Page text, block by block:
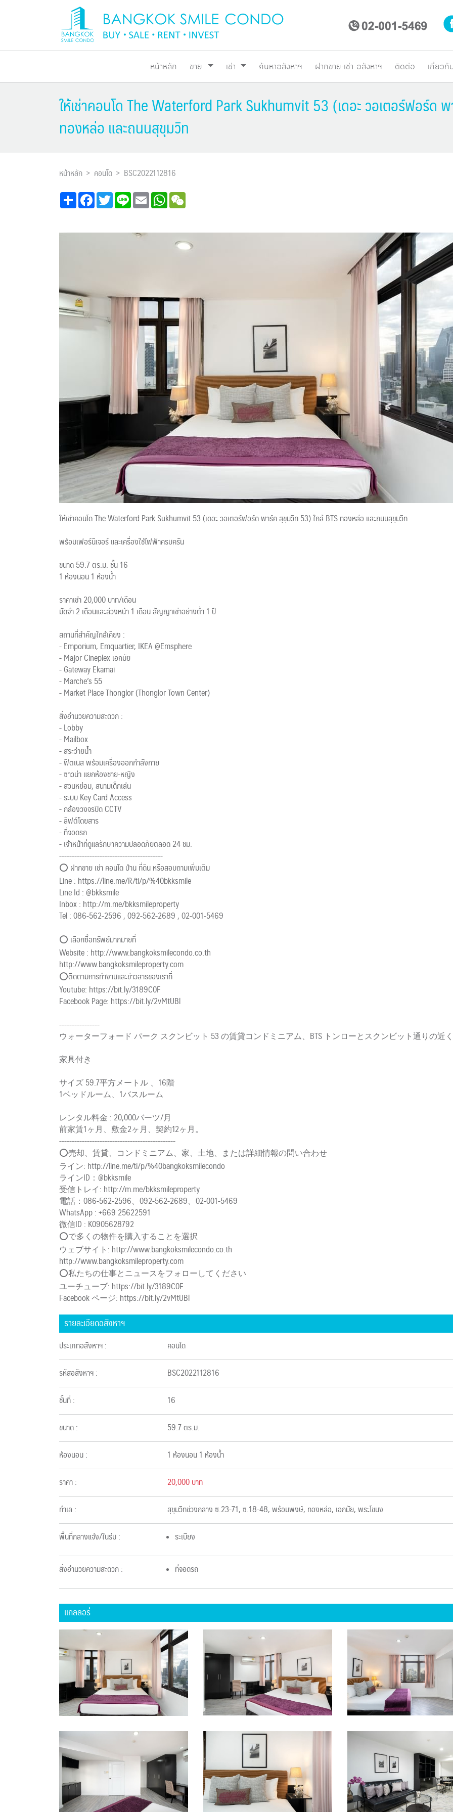
หน้าหลัก ขาย เช่า ค้นหาอสังหาฯ ฝากขาย-เช่า อสังหาฯ ติดต่อ เกี่ยวกั
ให้เช่าคอนโด The Waterford Park Sukhumvit 53 (เดอะ วอเตอร์ฟอร์ด
ทองหล่อ และถนนสุขุมวิท
หน้าหลัก คอนโด
BSC2022112816
Share FacebookTwitterLine Email WhatsApp
ให้เช่าคอนโด The Waterford Park Sukhumvit 53 (เดอะ วอเตอร์ฟอร์ด พาร์ค สุขุมวิท 53) ใกล้ BTS ทองหล่อ และถนนสุขุมวิท
พร้อมเฟอร์นิเจอร์ และเครื่องใช้ไฟฟ้าครบครัน
ขนาด 59.7 ตร.ม. ชั้น 16
1 ห้องนอน 1 ห้องน้ำ
ราคาเช่า 20,000 บาท/เดือน
มัดจำ 2 เดือนและล่วงหน้า 1 เดือน สัญญาเช่าอย่างต่ำ 1 ปี
สถานที่สำคัญใกล้เคียง :
- Emporium, Emquartier, IKEA @Emsphere
- Major Cineplex เอกมัย
- Gateway Ekamai
- Marche’s 55
- Market Place Thonglor (Thonglor Town Center)
สิ่งอำนวยความสะดวก :
- Lobby
- Mailbox
- สระว่ายน้ำ
- ฟิตเนส พร้อมเครื่องออกกำลังกาย
- ซาวน่า แยกห้องชาย-หญิง
- สวนหย่อม, สนามเด็กเล่น
- ระบบ Key Card Access
- กล้องวงจรปิด CCTV
- ลิฟต์โดยสาร
- ที่จอดรถ
- เจ้าหน้าที่ดูแลรักษาความปลอดภัยตลอด 24 ชม.
-----------------------------------------
⭕ ฝากขาย เช่า คอนโด บ้าน ที่ดิน หรือสอบถามเพิ่มเติม
Line : https://line.me/R/ti/p/%40bkksmile
Line Id : @bkksmile
Inbox : http://m.me/bkksmileproperty
Tel : 086-562-2596 , 092-562-2689 , 02-001-5469
⭕ เลือกซื้อทรัพย์มากมายที่
Website : http://www.bangkoksmilecondo.co.th
http://www.bangkoksmileproperty.com
⭕️ติดตามการทำงานและข่าวสารของเราที่
Youtube: https://bit.ly/3189C0F
Facebook Page: https://bit.ly/2vMtUBl
----------------
ウォーターフォード パーク スクンビット 53 の賃貸コンドミニアム、BTS トンローとスクンビット通りの近く
家具付き
サイズ 59.7平方メートル 、16階
1ベッドルーム、1バスルーム
レンタル料金 : 20,000バーツ/月
前家賃1ヶ月、敷金2ヶ月、契約12ヶ月。
----------------------------------------------
⭕️売却、賃貸、コンドミニアム、家、土地、または詳細情報の問い合わせ
ライン: http://line.me/ti/p/%40bangkoksmilecondo
ラインID：@bkksmile
受信トレイ: http://m.me/bkksmileproperty
電話：086-562-2596、092-562-2689、02-001-5469
WhatsApp : +669 25622591
微信ID : K0905628792
⭕️で多くの物件を購入することを選択
ウェブサイト: http://www.bangkoksmilecondo.co.th
http://www.bangkoksmileproperty.com
⭕️私たちの仕事とニュースをフォローしてください
ユーチューブ: https://bit.ly/3189C0F
Facebook ページ: https://bit.ly/2vMtUBl
รายละเอียดอสังหาฯ
ประเภทอสังหาฯ : คอนโด
รหัสอสังหาฯ : BSC2022112816
ชั้นที่ : 16
ขนาด : 59.7 ตร.ม.
ห้องนอน : 1 ห้องนอน 1 ห้องน้ำ
ราคา : 20,000 บาท
ทำเล : สุขุมวิทช่วงกลาง ซ.23-71, ซ.18-48, พร้อมพงษ์, ทองหล่อ, เอกมัย, พระโขนง
พื้นที่กลางแจ้ง/ในร่ม : ระเบียง
สิ่งอำนวยความสะดวก : ที่จอดรถ
แกลลอรี่